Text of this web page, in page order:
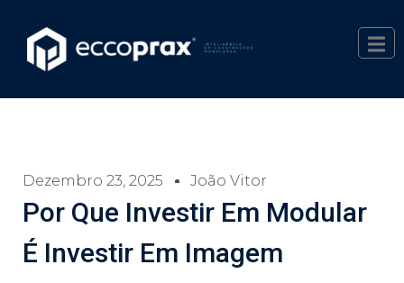
Dezembro 23, 2025 João Vitor
Por Que Investir Em Modular
É Investir Em Imagem